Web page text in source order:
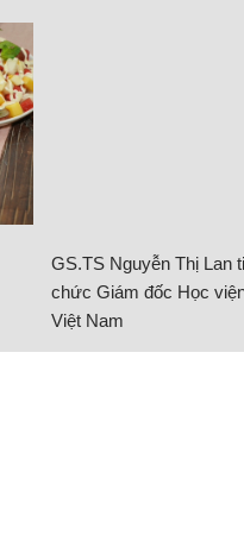
GS.TS Nguyễn Thị Lan
chức Giám đốc Học
Việt Nam